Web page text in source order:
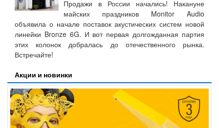
Продажи в России начались! Накануне
майских праздников Monitor Audio
объявила о начале поставок акустических систем новой
линейки Bronze 6G. И вот первая долгожданная партия
этих колонок добралась до отечественного рынка.
Встречайте!
Акции и новинки